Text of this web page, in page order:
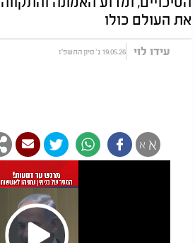
את העולם כולו
עידו לוי 19.05.26 ג' סיון התשפ"ו
א א